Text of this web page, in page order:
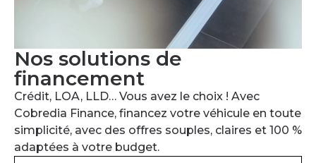
Nos solutions de
financement
Crédit, LOA, LLD… Vous avez le choix ! Avec
Cobredia Finance, financez votre véhicule en toute
simplicité, avec des offres souples, claires et 100 %
adaptées à votre budget.